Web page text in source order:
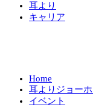
耳より
キャリア
Home
耳よりジョー
イベント